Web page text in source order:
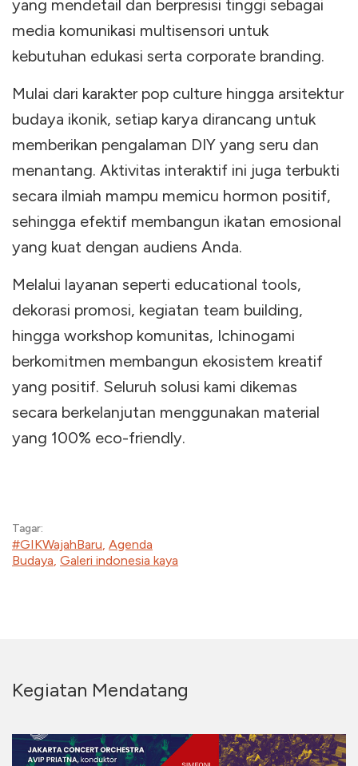
yang mendetail dan berpresisi tinggi sebagai
media komunikasi multisensori untuk
kebutuhan edukasi serta corporate branding.
Mulai dari karakter pop culture hingga arsitektur
budaya ikonik, setiap karya dirancang untuk
memberikan pengalaman DIY yang seru dan
menantang. Aktivitas interaktif ini juga terbukti
secara ilmiah mampu memicu hormon positif,
sehingga efektif membangun ikatan emosional
yang kuat dengan audiens Anda.
Melalui layanan seperti educational tools,
dekorasi promosi, kegiatan team building,
hingga workshop komunitas, Ichinogami
berkomitmen membangun ekosistem kreatif
yang positif. Seluruh solusi kami dikemas
secara berkelanjutan menggunakan material
yang 100% eco-friendly.
Tagar:
#GIKWajahBaru, Agenda
Budaya, Galeri indonesia kaya
Kegiatan Mendatang